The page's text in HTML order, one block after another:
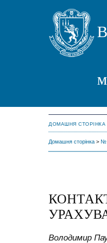
ДОМАШНЯ СТОРІНКА
Домашня сторінка > №
Володимир